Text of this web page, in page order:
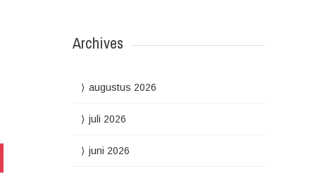
Archives
augustus 2026
juli 2026
juni 2026